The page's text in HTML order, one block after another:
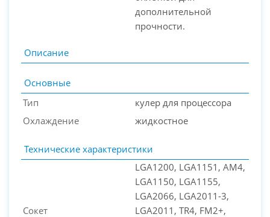
дополнительной
прочности.
Описание
Основные
Тип
кулер для процессора
Охлаждение
жидкостное
Технические характеристики
Сокет
LGA1200, LGA1151, AM4,
LGA1150, LGA1155,
LGA2066, LGA2011-3,
LGA2011, TR4, FM2+,